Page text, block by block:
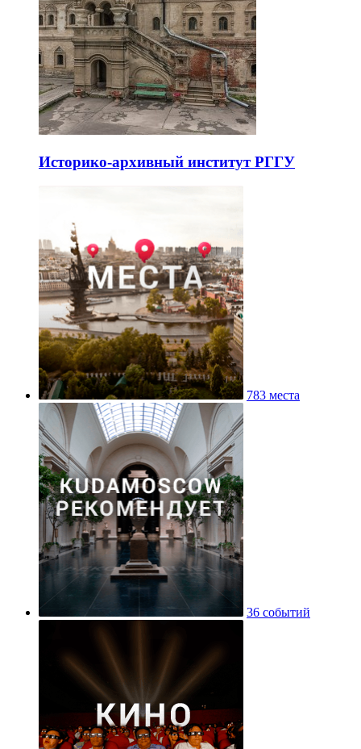
Историко-архивный институт РГГУ
783 места
36 событий